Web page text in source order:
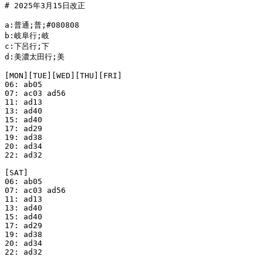
# 2025年3月15日改正
a:普通;普;#080808
b:岐阜行;岐
c:下呂行;下
d:美濃太田行;美
[MON][TUE][WED][THU][FRI]
06: ab05
07: ac03 ad56
11: ad13
13: ad40
15: ad40
17: ad29
19: ad38
20: ad34
22: ad32
[SAT]
06: ab05
07: ac03 ad56
11: ad13
13: ad40
15: ad40
17: ad29
19: ad38
20: ad34
22: ad32